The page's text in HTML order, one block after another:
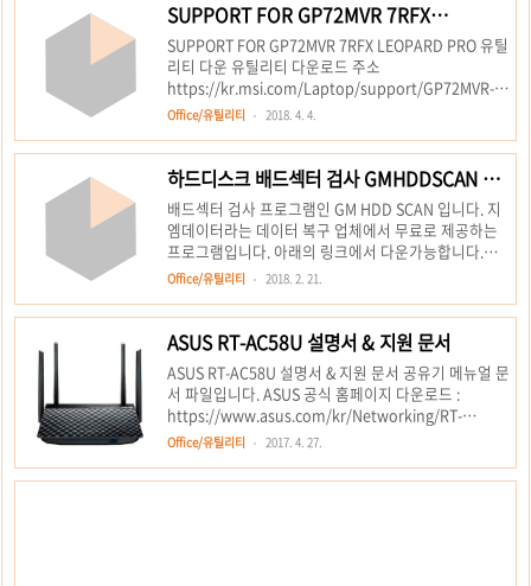
SUPPORT FOR GP72MVR 7RFX
LEOPARD PRO 유 틸리티 다운로드 주소
SUPPORT FOR GP72MVR 7RFX LEOPARD PRO 유틸
리티 다운 유틸리티 다운로드 주소
https://kr.msi.com/Laptop/support/GP72MVR-
7RFX-Leopard-Pro.html#down-
driver&Win10%2064 아래 원하시는 유틸을 클릭하시
면 다운을 받을 수 있습니다. (공식홈 다운링크) Battery
Calibration MSI Dragon Center Nahimic with
Audio Driver Audio driver:6.0.1.8237/
Nahimic:2.5.21 310.03 MB SteelSeries Engine 3
Nahimic VR TriDef VR Sizing Options Help Desk
System Control Manager (SCM)..
Office/유틸리티 2018. 4. 4.
하드디스크 배드섹터 검사 GMHDDSCAN 프
로그램
배드섹터 검사 프로그램인 GM HDD SCAN 입니다. 지
엠데이터라는 데이터 복구 업체에서 무료로 제공하는
프로그램입니다. 아래의 링크에서 다운가능합니다.
http://www.gmdata.co.kr/gmtools/hddscan.html
본 프로그램은 모든 단체/개인에 대해 모두 무료입니다.
다만 다른 곳에 올리실 경우 출처를 꼭 밝혀주시기 바랍
니다. 여러분의 작은 성원의 글 한마디가 저희에겐 너무
도 큰 힘이 됩니다. 앞으로도 지엠데이터 계속 지켜봐 주
시기 바랍니다. GM HDD SCANGM HDD SCAN ver2.0
개 요본 프로그램은 하드디스크 및 플래쉬 메모리에 대
한 배드섹터 검사/기록면 컨디션 체크 프로그램입니다.
컴퓨터 사용중 잦은다운 및 알수없는 오류증상/느려지
는 데이터 읽기속도 등.. 하드디스..
Office/유틸리티 2018. 2. 21.
ASUS RT-AC58U 설명서 & 지원 문서
ASUS RT-AC58U 설명서 & 지원 문서 공유기 메뉴얼 문
서 파일입니다. ASUS 공식 홈페이지 다운로드 :
https://www.asus.com/kr/Networking/RT-
AC58U/HelpDesk_Manual/
Office/유틸리티 2017. 4. 27.